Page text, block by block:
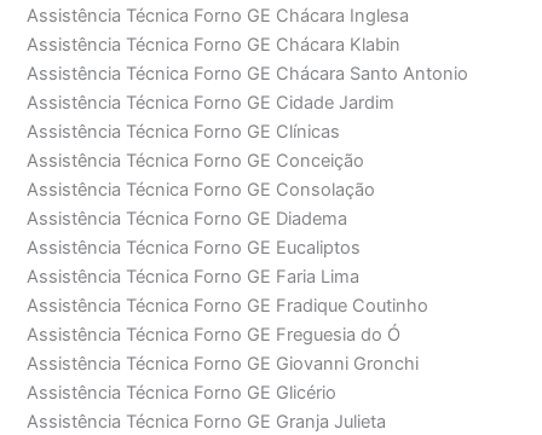
Assistência Técnica Forno GE Chácara Inglesa
Assistência Técnica Forno GE Chácara Klabin
Assistência Técnica Forno GE Chácara Santo Antonio
Assistência Técnica Forno GE Cidade Jardim
Assistência Técnica Forno GE Clínicas
Assistência Técnica Forno GE Conceição
Assistência Técnica Forno GE Consolação
Assistência Técnica Forno GE Diadema
Assistência Técnica Forno GE Eucaliptos
Assistência Técnica Forno GE Faria Lima
Assistência Técnica Forno GE Fradique Coutinho
Assistência Técnica Forno GE Freguesia do Ó
Assistência Técnica Forno GE Giovanni Gronchi
Assistência Técnica Forno GE Glicério
Assistência Técnica Forno GE Granja Julieta